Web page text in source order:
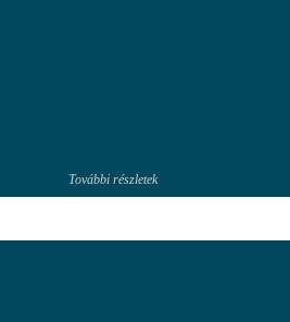
További részletek